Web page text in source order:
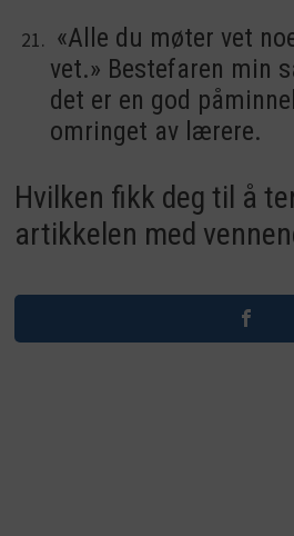
«Alle du møter vet
vet.» Bestefaren min
det er en god
omringet av lærere.
Hvilken fikk deg til å
artikkelen med